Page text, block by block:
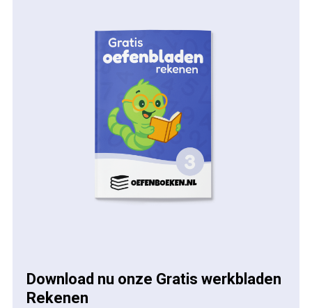
Download nu onze Gratis werkbladen
Rekenen